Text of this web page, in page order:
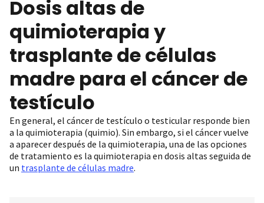
Dosis altas de
quimioterapia y
trasplante de células
madre para el cáncer de
testículo
En general, el cáncer de testículo o testicular responde bien
a la quimioterapia (quimio). Sin embargo, si el cáncer vuelve
a aparecer después de la quimioterapia, una de las opciones
de tratamiento es la quimioterapia en dosis altas seguida de
un trasplante de células madre.